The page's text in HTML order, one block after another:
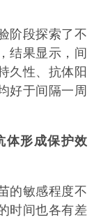
阶段探索了不
结果显示，间
久性、抗体阳
好于间隔一周
体形成保护效
的敏感程度不
时间也各有差